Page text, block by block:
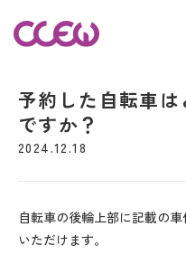
予約した自転車
ですか？
2024.12.18
自転車の後輪上部に記載の
いただけます。